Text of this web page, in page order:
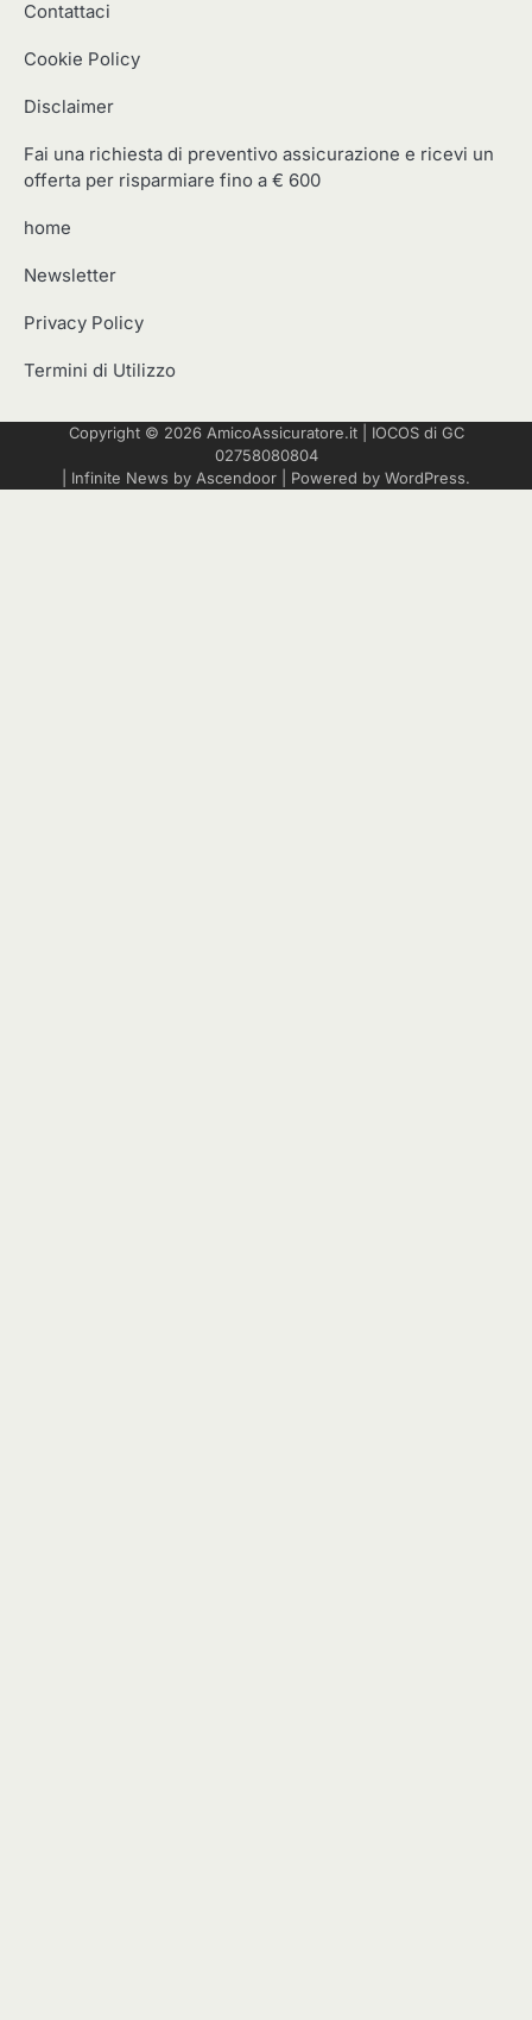
Contattaci
Cookie Policy
Disclaimer
Fai una richiesta di preventivo assicurazione e ricevi un
offerta per risparmiare fino a € 600
home
Newsletter
Privacy Policy
Termini di Utilizzo
Copyright © 2026 AmicoAssicuratore.it| IOCOSdi GC
02758080804
| Infinite News by Ascendoor | Powered by WordPress.